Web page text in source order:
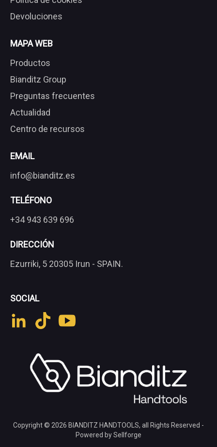
Devoluciones
MAPA WEB
Productos
Bianditz Group
Preguntas frecuentes
Actualidad
Centro de recursos
EMAIL
info@bianditz.es
TELÉFONO
+34 943 639 696
DIRECCIÓN
Ezurriki, 5 20305 Irun - SPAIN.
SOCIAL
Copyright © 2026 BIANDITZ HANDTOOLS, all Rights Reserved -
Powered by Sellforge